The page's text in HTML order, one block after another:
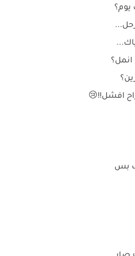
يوم؟
افشل!!😢
بس